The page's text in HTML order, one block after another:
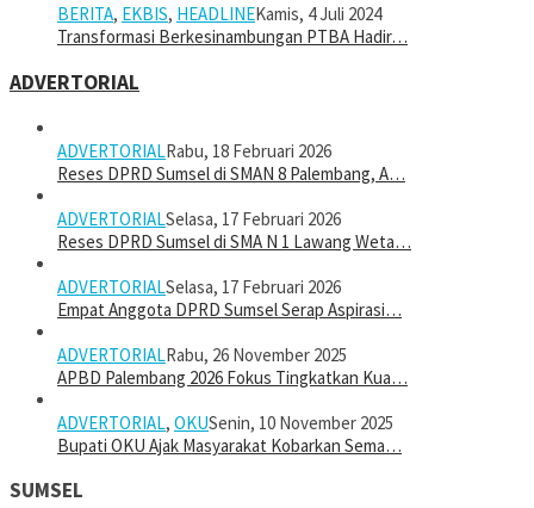
BERITA, EKBIS, HEADLINEKamis, 4 Juli 2024
Transformasi Berkesinambungan PTBA Hadir…
ADVERTORIAL
ADVERTORIALRabu, 18 Februari 2026
Reses DPRD Sumsel di SMAN 8 Palembang, A…
ADVERTORIALSelasa, 17 Februari 2026
Reses DPRD Sumsel di SMA N 1 Lawang Weta…
ADVERTORIALSelasa, 17 Februari 2026
Empat Anggota DPRD Sumsel Serap Aspirasi…
ADVERTORIALRabu, 26 November 2025
APBD Palembang 2026 Fokus Tingkatkan Kua…
ADVERTORIAL, OKUSenin, 10 November 2025
Bupati OKU Ajak Masyarakat Kobarkan Sema…
SUMSEL